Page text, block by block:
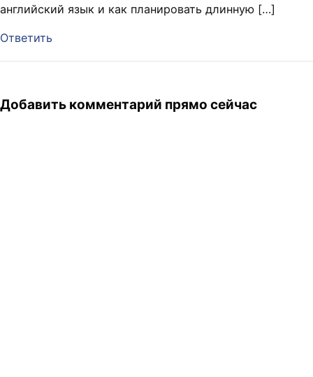
английский язык и как планировать длинную […]
Ответить
Добавить комментарий прямо сейчас